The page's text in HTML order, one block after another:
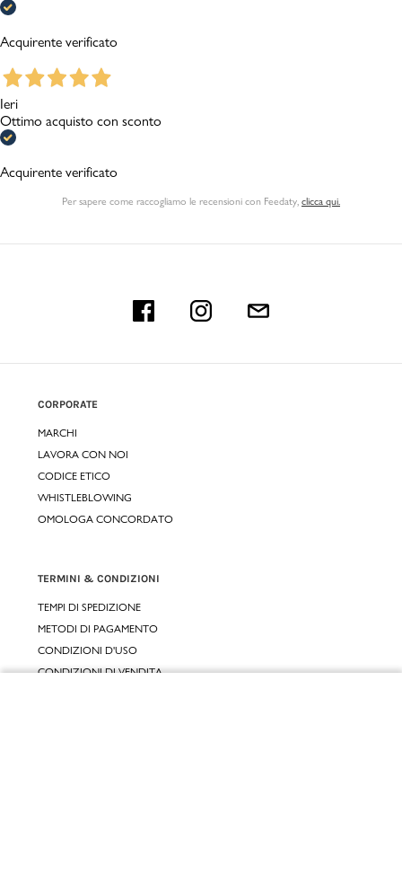
Acquirente verificato
Ieri
Ottimo acquisto con sconto
Acquirente verificato
Per sapere come raccogliamo le recensioni con Feedaty, clicca qui.
CORPORATE
MARCHI
LAVORA CON NOI
CODICE ETICO
WHISTLEBLOWING
OMOLOGA CONCORDATO
TERMINI & CONDIZIONI
TEMPI DI SPEDIZIONE
METODI DI PAGAMENTO
CONDIZIONI D'USO
CONDIZIONI DI VENDITA